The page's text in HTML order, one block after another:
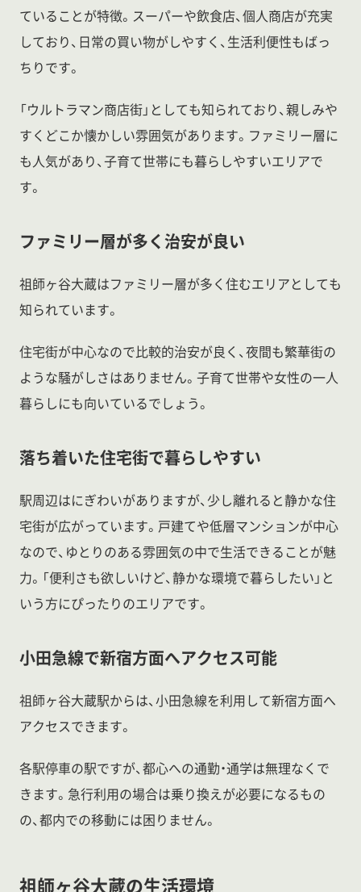
ていることが特徴。スーパーや飲食店、個人商店が充実
しており、日常の買い物がしやすく、生活利便性もばっ
ちりです。
「ウルトラマン商店街」としても知られており、親しみや
すくどこか懐かしい雰囲気があります。ファミリー層に
も人気があり、子育て世帯にも暮らしやすいエリアで
す。
ファミリー層が多く治安が良い
祖師ヶ谷大蔵はファミリー層が多く住むエリアとしても
知られています。
住宅街が中心なので比較的治安が良く、夜間も繁華街の
ような騒がしさはありません。子育て世帯や女性の一人
暮らしにも向いているでしょう。
落ち着いた住宅街で暮らしやすい
駅周辺はにぎわいがありますが、少し離れると静かな住
宅街が広がっています。戸建てや低層マンションが中心
なので、ゆとりのある雰囲気の中で生活できることが魅
力。「便利さも欲しいけど、静かな環境で暮らしたい」と
いう方にぴったりのエリアです。
小田急線で新宿方面へアクセス可能
祖師ヶ谷大蔵駅からは、小田急線を利用して新宿方面へ
アクセスできます。
各駅停車の駅ですが、都心への通勤・通学は無理なくで
きます。急行利用の場合は乗り換えが必要になるもの
の、都内での移動には困りません。
祖師ヶ谷大蔵の生活環境